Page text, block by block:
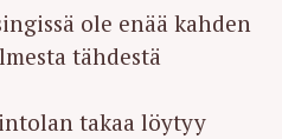
ole enää kahden
tähdestä
takaa löytyy